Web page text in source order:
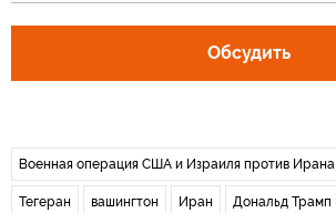
Обсудить
Военная операция США и Израиля против Ирана
Тегеран вашингтон Иран Дональд Трамп